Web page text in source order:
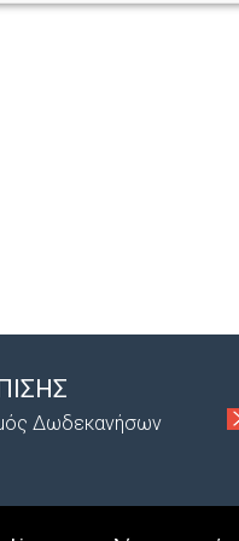
Δωδεκανήσων
MacInformationGroup ltd.